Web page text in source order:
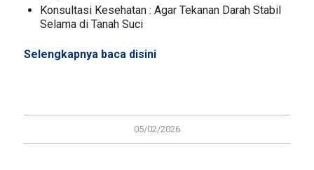
Konsultasi Kesehatan : Agar Tekanan Darah Stabil
Selama di Tanah Suci
Selengkapnya baca disini
05/02/2026